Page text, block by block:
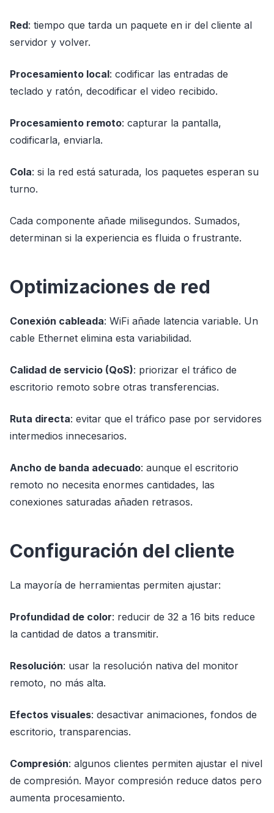
Red: tiempo que tarda un paquete en ir del cliente al
servidor y volver.
Procesamiento local: codificar las entradas de
teclado y ratón, decodificar el video recibido.
Procesamiento remoto: capturar la pantalla,
codificarla, enviarla.
Cola: si la red está saturada, los paquetes esperan su
turno.
Cada componente añade milisegundos. Sumados,
determinan si la experiencia es fluida o frustrante.
Optimizaciones de red
Conexión cableada: WiFi añade latencia variable. Un
cable Ethernet elimina esta variabilidad.
Calidad de servicio (QoS): priorizar el tráfico de
escritorio remoto sobre otras transferencias.
Ruta directa: evitar que el tráfico pase por servidores
intermedios innecesarios.
Ancho de banda adecuado: aunque el escritorio
remoto no necesita enormes cantidades, las
conexiones saturadas añaden retrasos.
Configuración del cliente
La mayoría de herramientas permiten ajustar:
Profundidad de color: reducir de 32 a 16 bits reduce
la cantidad de datos a transmitir.
Resolución: usar la resolución nativa del monitor
remoto, no más alta.
Efectos visuales: desactivar animaciones, fondos de
escritorio, transparencias.
Compresión: algunos clientes permiten ajustar el nivel
de compresión. Mayor compresión reduce datos pero
aumenta procesamiento.